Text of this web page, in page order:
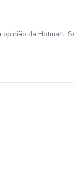
da Hotmart.